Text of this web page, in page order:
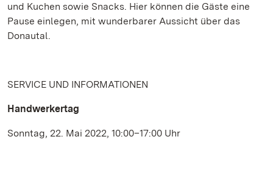
und Kuchen sowie Snacks. Hier können die Gäste eine
Pause einlegen, mit wunderbarer Aussicht über das
Donautal.
SERVICE UND INFORMATIONEN
Handwerkertag
Sonntag, 22. Mai 2022, 10:00–17:00 Uhr